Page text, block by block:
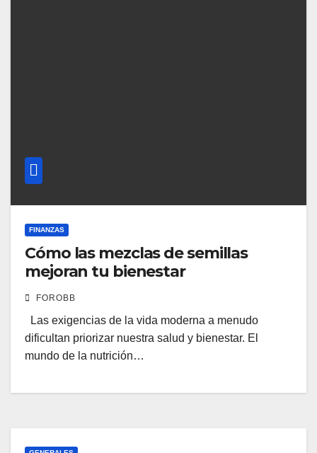
FINANZAS
Cómo las mezclas de semillas
mejoran tu bienestar
FOROBB
Las exigencias de la vida moderna a menudo
dificultan priorizar nuestra salud y bienestar. El
mundo de la nutrición…